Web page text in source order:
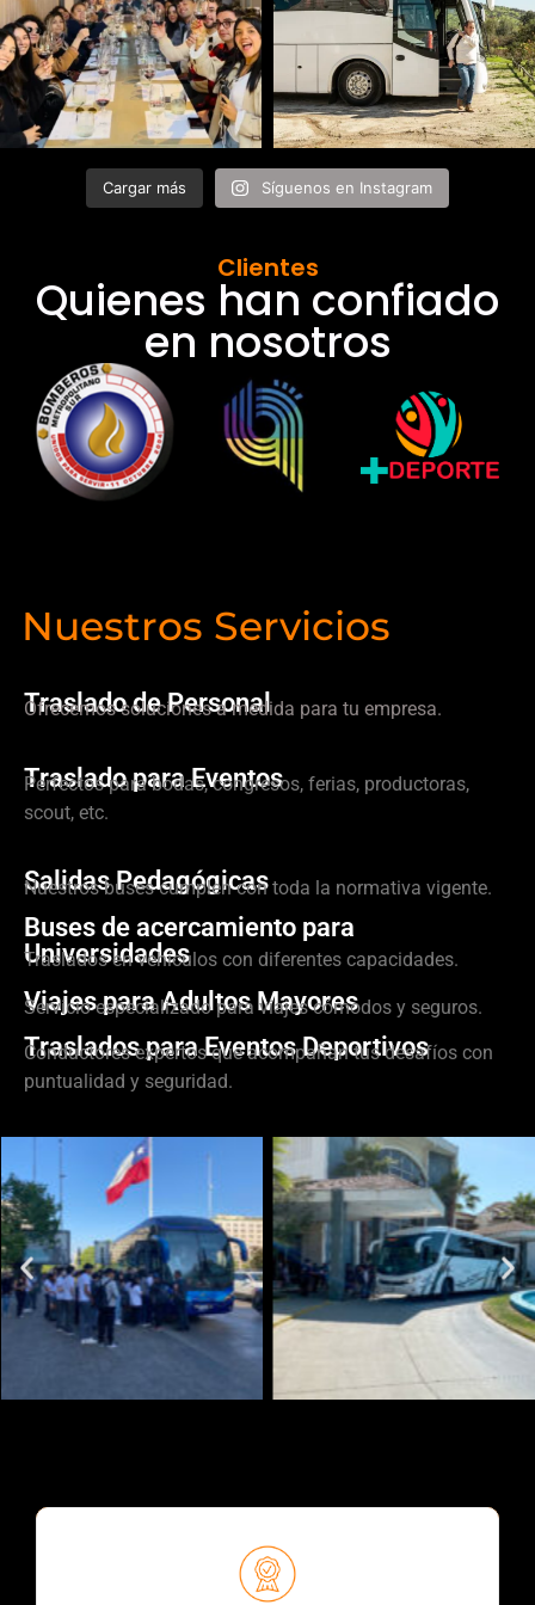
Cargar más Síguenos en Instagram
Clientes
Quienes han confiado
en nosotros
Nuestros Servicios
Traslado de Personal
Ofrecemos soluciones a medida para tu empresa.
Traslado para Eventos
Perfectos para bodas, congresos, ferias, productoras,
scout, etc.
Salidas Pedagógicas
Nuestros buses cumplen con toda la normativa vigente.
Buses de acercamiento para
Universidades
Traslados en vehículos con diferentes capacidades.
Viajes para Adultos Mayores
Servicio especializado para viajes cómodos y seguros.
Traslados para Eventos Deportivos
Conductores expertos que acompañan tus desafíos con
puntualidad y seguridad.